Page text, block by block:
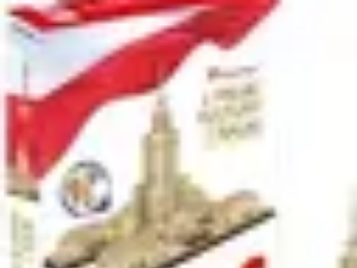
Passion Volley
Techniques et AstucesEntraînement
au VolleyEntraînement et Coaching
Passion Volley